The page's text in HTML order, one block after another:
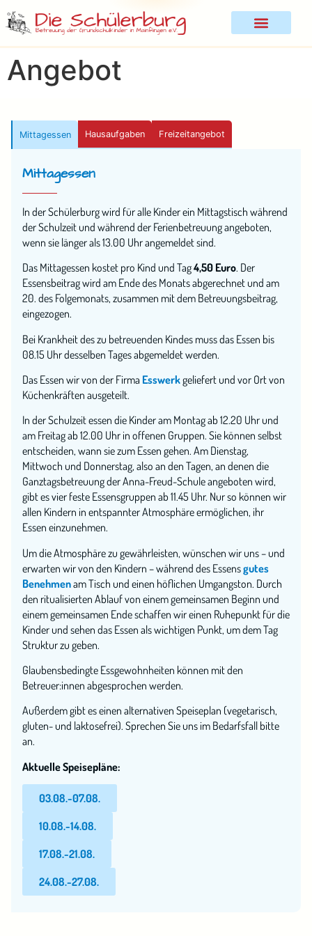
Angebot
Mittagessen Hausaufgaben Freizeitangebot
Mittagessen
In der Schülerburg wird für alle Kinder ein Mittagstisch während
der Schulzeit und während der Ferienbetreuung angeboten,
wenn sie länger als 13.00 Uhr angemeldet sind.
Das Mittagessen kostet pro Kind und Tag4,50 Euro. Der
Essensbeitrag wird am Ende des Monats abgerechnet und am
20. des Folgemonats, zusammen mit dem Betreuungsbeitrag,
eingezogen.
Bei Krankheit des zu betreuenden Kindes muss das Essen bis
08.15 Uhr desselben Tages abgemeldet werden.
Das Essen wir von der Firma Esswerkgeliefert und vor Ort von
Küchenkräften ausgeteilt.
In der Schulzeit essen die Kinder am Montag ab 12.20 Uhr und
am Freitag ab 12.00 Uhr in offenen Gruppen. Sie können selbst
entscheiden, wann sie zum Essen gehen. Am Dienstag,
Mittwoch und Donnerstag, also an den Tagen, an denen die
Ganztagsbetreuung der Anna-Freud-Schule angeboten wird,
gibt es vier feste Essensgruppen ab 11.45 Uhr. Nur so können wir
allen Kindern in entspannter Atmosphäre ermöglichen, ihr
Essen einzunehmen.
Um die Atmosphäre zu gewährleisten, wünschen wir uns – und
erwarten wir von den Kindern – während des Essensgutes
Benehmenam Tisch und einen höflichen Umgangston. Durch
den ritualisierten Ablauf von einem gemeinsamen Beginn und
einem gemeinsamen Ende schaffen wir einen Ruhepunkt für die
Kinder und sehen das Essen als wichtigen Punkt, um dem Tag
Struktur zu geben.
Glaubensbedingte Essgewohnheiten können mit den
Betreuer:innen abgesprochen werden.
Außerdem gibt es einen alternativen Speiseplan (vegetarisch,
gluten- und laktosefrei). Sprechen Sie uns im Bedarfsfall bitte
an.
Aktuelle Speisepläne:
03.08.-07.08.
10.08.-14.08.
17.08.-21.08.
24.08.-27.08.